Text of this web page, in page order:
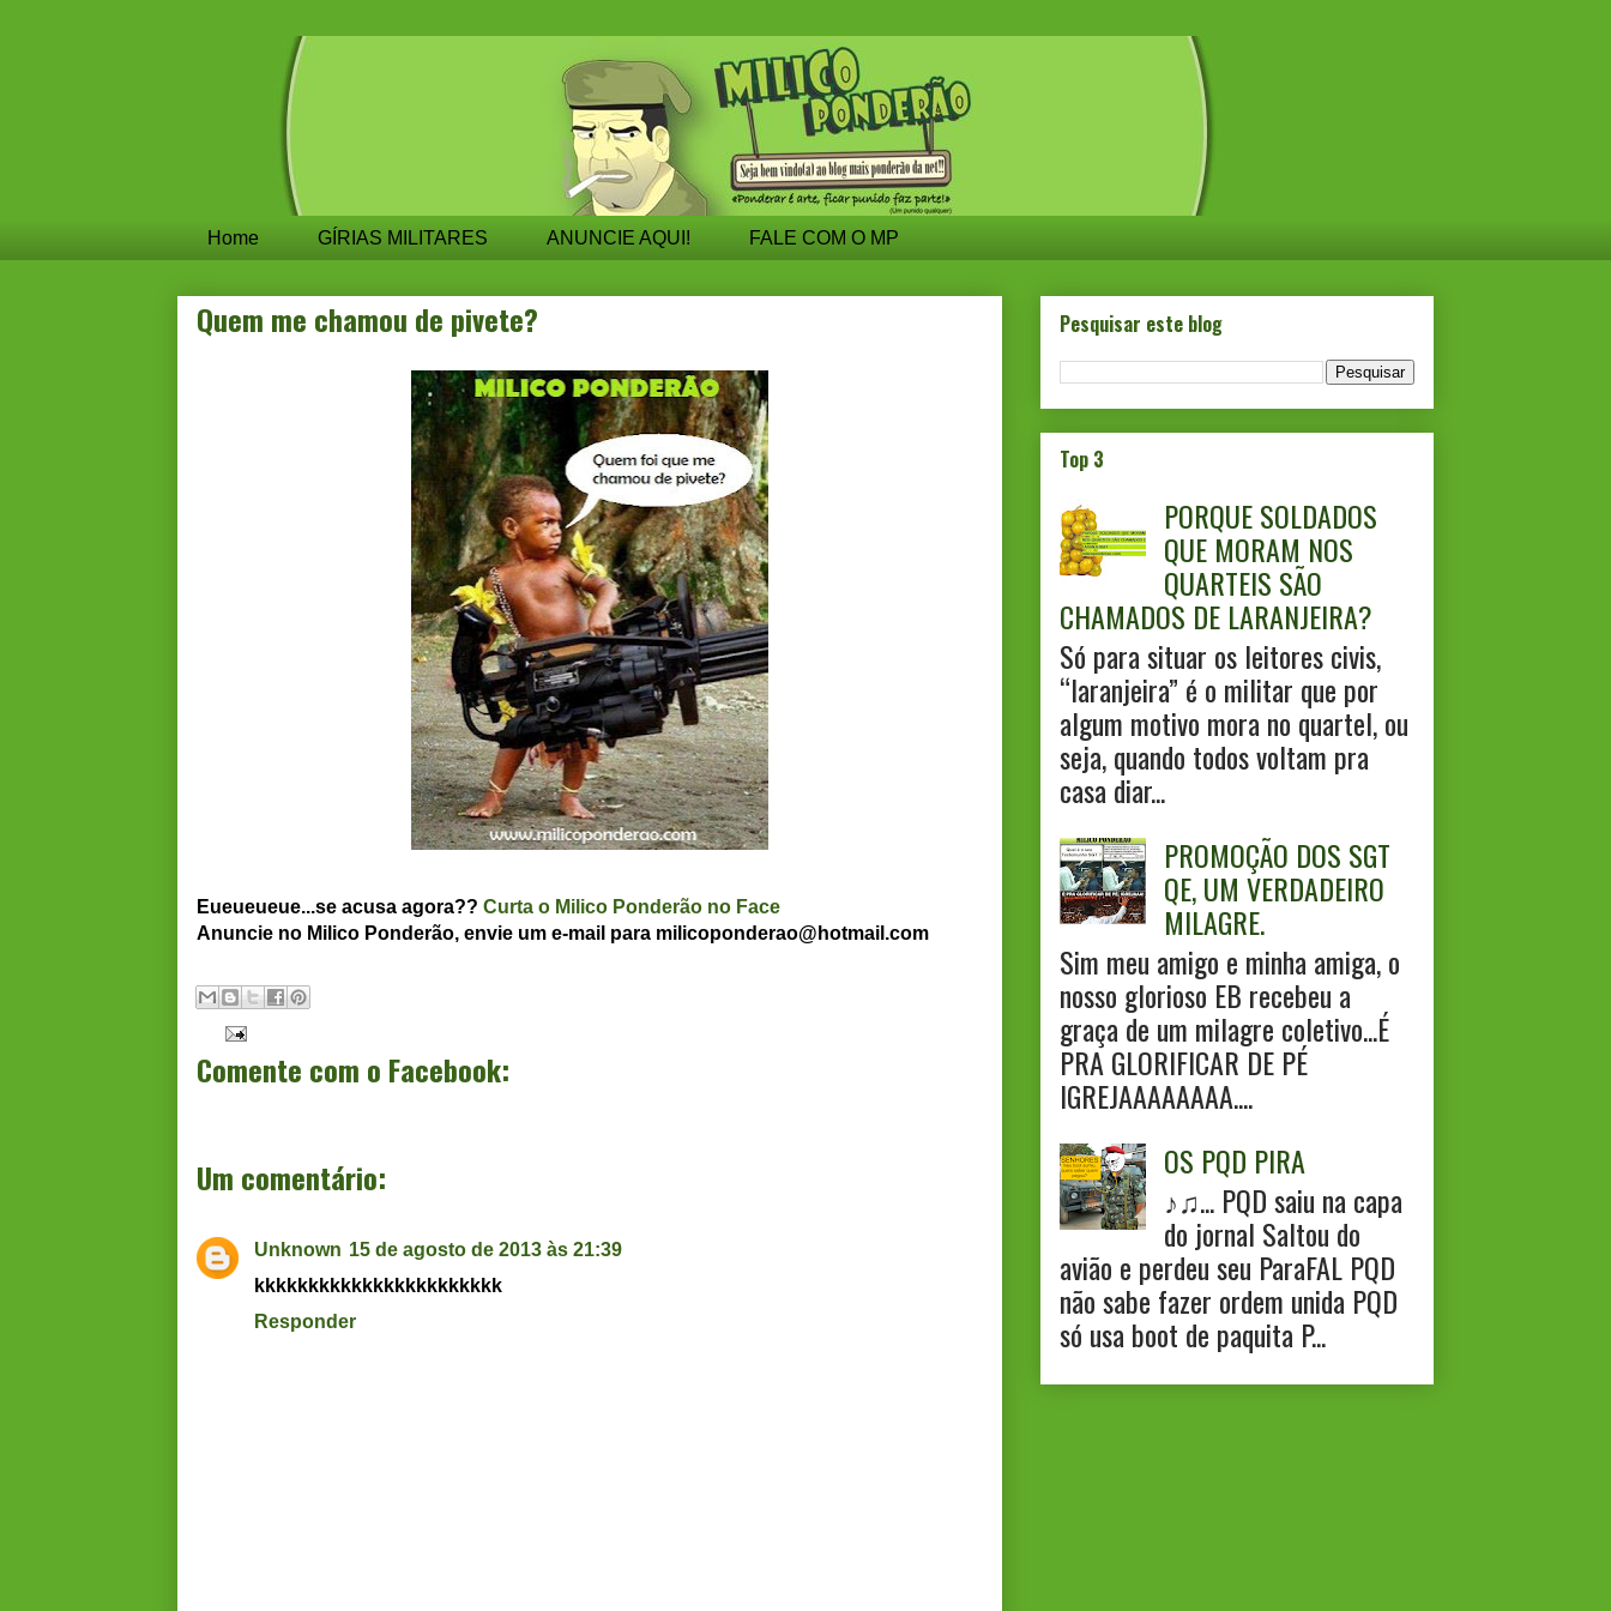
Home GÍRIAS MILITARES ANUNCIE AQUI! FALE COM O MP
Quem me chamou de pivete?
Eueueueue...se acusa agora?? Curta o Milico Ponderão no Face
Anuncie no Milico Ponderão, envie um e-mail para milicoponderao@hotmail.com
Comente com o Facebook:
Um comentário:
Unknown 15 de agosto de 2013 às 21:39
kkkkkkkkkkkkkkkkkkkkkkk
Responder
Pesquisar este blog
Top 3
PORQUE SOLDADOS
QUE MORAM NOS
QUARTEIS SÃO
CHAMADOS DE LARANJEIRA?
Só para situar os leitores civis,
“laranjeira” é o militar que por
algum motivo mora no quartel, ou
seja, quando todos voltam pra
casa diar...
PROMOÇÃO DOS SGT
QE, UM VERDADEIRO
MILAGRE.
Sim meu amigo e minha amiga, o
nosso glorioso EB recebeu a
graça de um milagre coletivo...É
PRA GLORIFICAR DE PÉ
IGREJAAAAAAAA....
OS PQD PIRA
♪♫... PQD saiu na capa
do jornal Saltou do
avião e perdeu seu ParaFAL PQD
não sabe fazer ordem unida PQD
só usa boot de paquita P...